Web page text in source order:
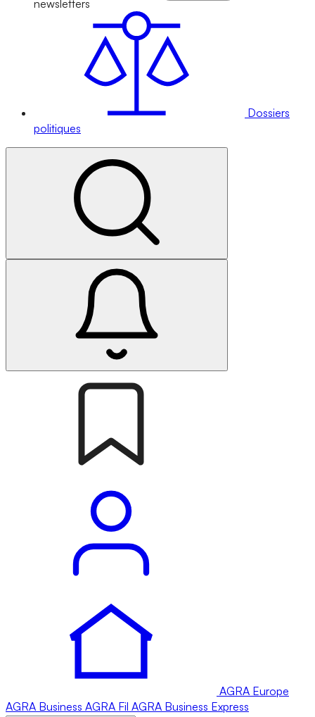
newsletters
Dossiers
politiques
AGRA Europe
AGRA Business AGRA Fil AGRA Business Express